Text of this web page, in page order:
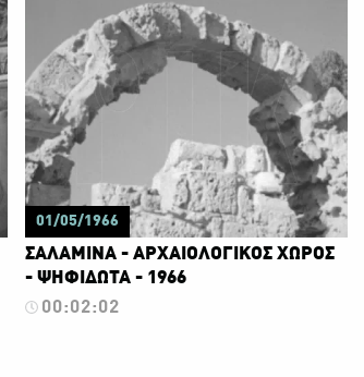
01/05/1966
ΣΑΛΑΜΙΝΑ - ΑΡΧΑΙΟΛΟΓΙΚΟΣ ΧΩΡΟΣ
- ΨΗΦΙΔΩΤΑ - 1966
00:02:02